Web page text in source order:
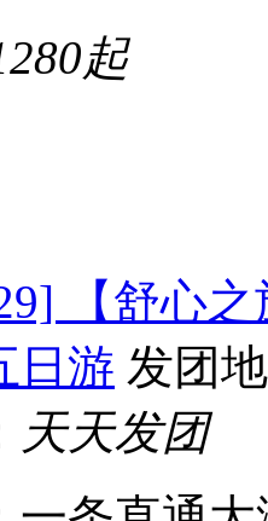
起
【舒心
日游 发团
天天发团